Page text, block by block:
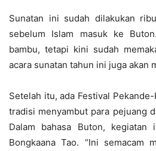
Sunatan ini sudah dilakukan
sebelum Islam masuk ke
bambu, tetapi kini sudah
acara sunatan tahun ini juga akan
Setelah itu, ada Festival
tradisi menyambut para pejuang
Dalam bahasa Buton,
Bongkaana Tao. “Ini semacam